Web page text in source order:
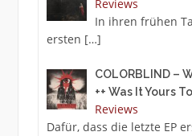
Reviews
In ihren frühen
ersten […]
COLORBLIND –
++ Was It Yours
Reviews
Dafür, dass die letzte EP